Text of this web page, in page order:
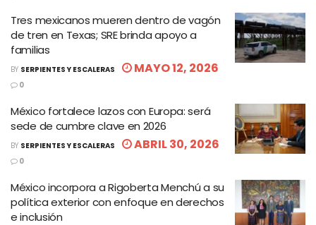
Tres mexicanos mueren dentro de vagón
de tren en Texas; SRE brinda apoyo a
familias
BY SERPIENTES Y ESCALERAS MAYO 12, 2026
0
México fortalece lazos con Europa: será
sede de cumbre clave en 2026
BY SERPIENTES Y ESCALERAS ABRIL 30, 2026
0
México incorpora a Rigoberta Menchú a su
política exterior con enfoque en derechos
e inclusión